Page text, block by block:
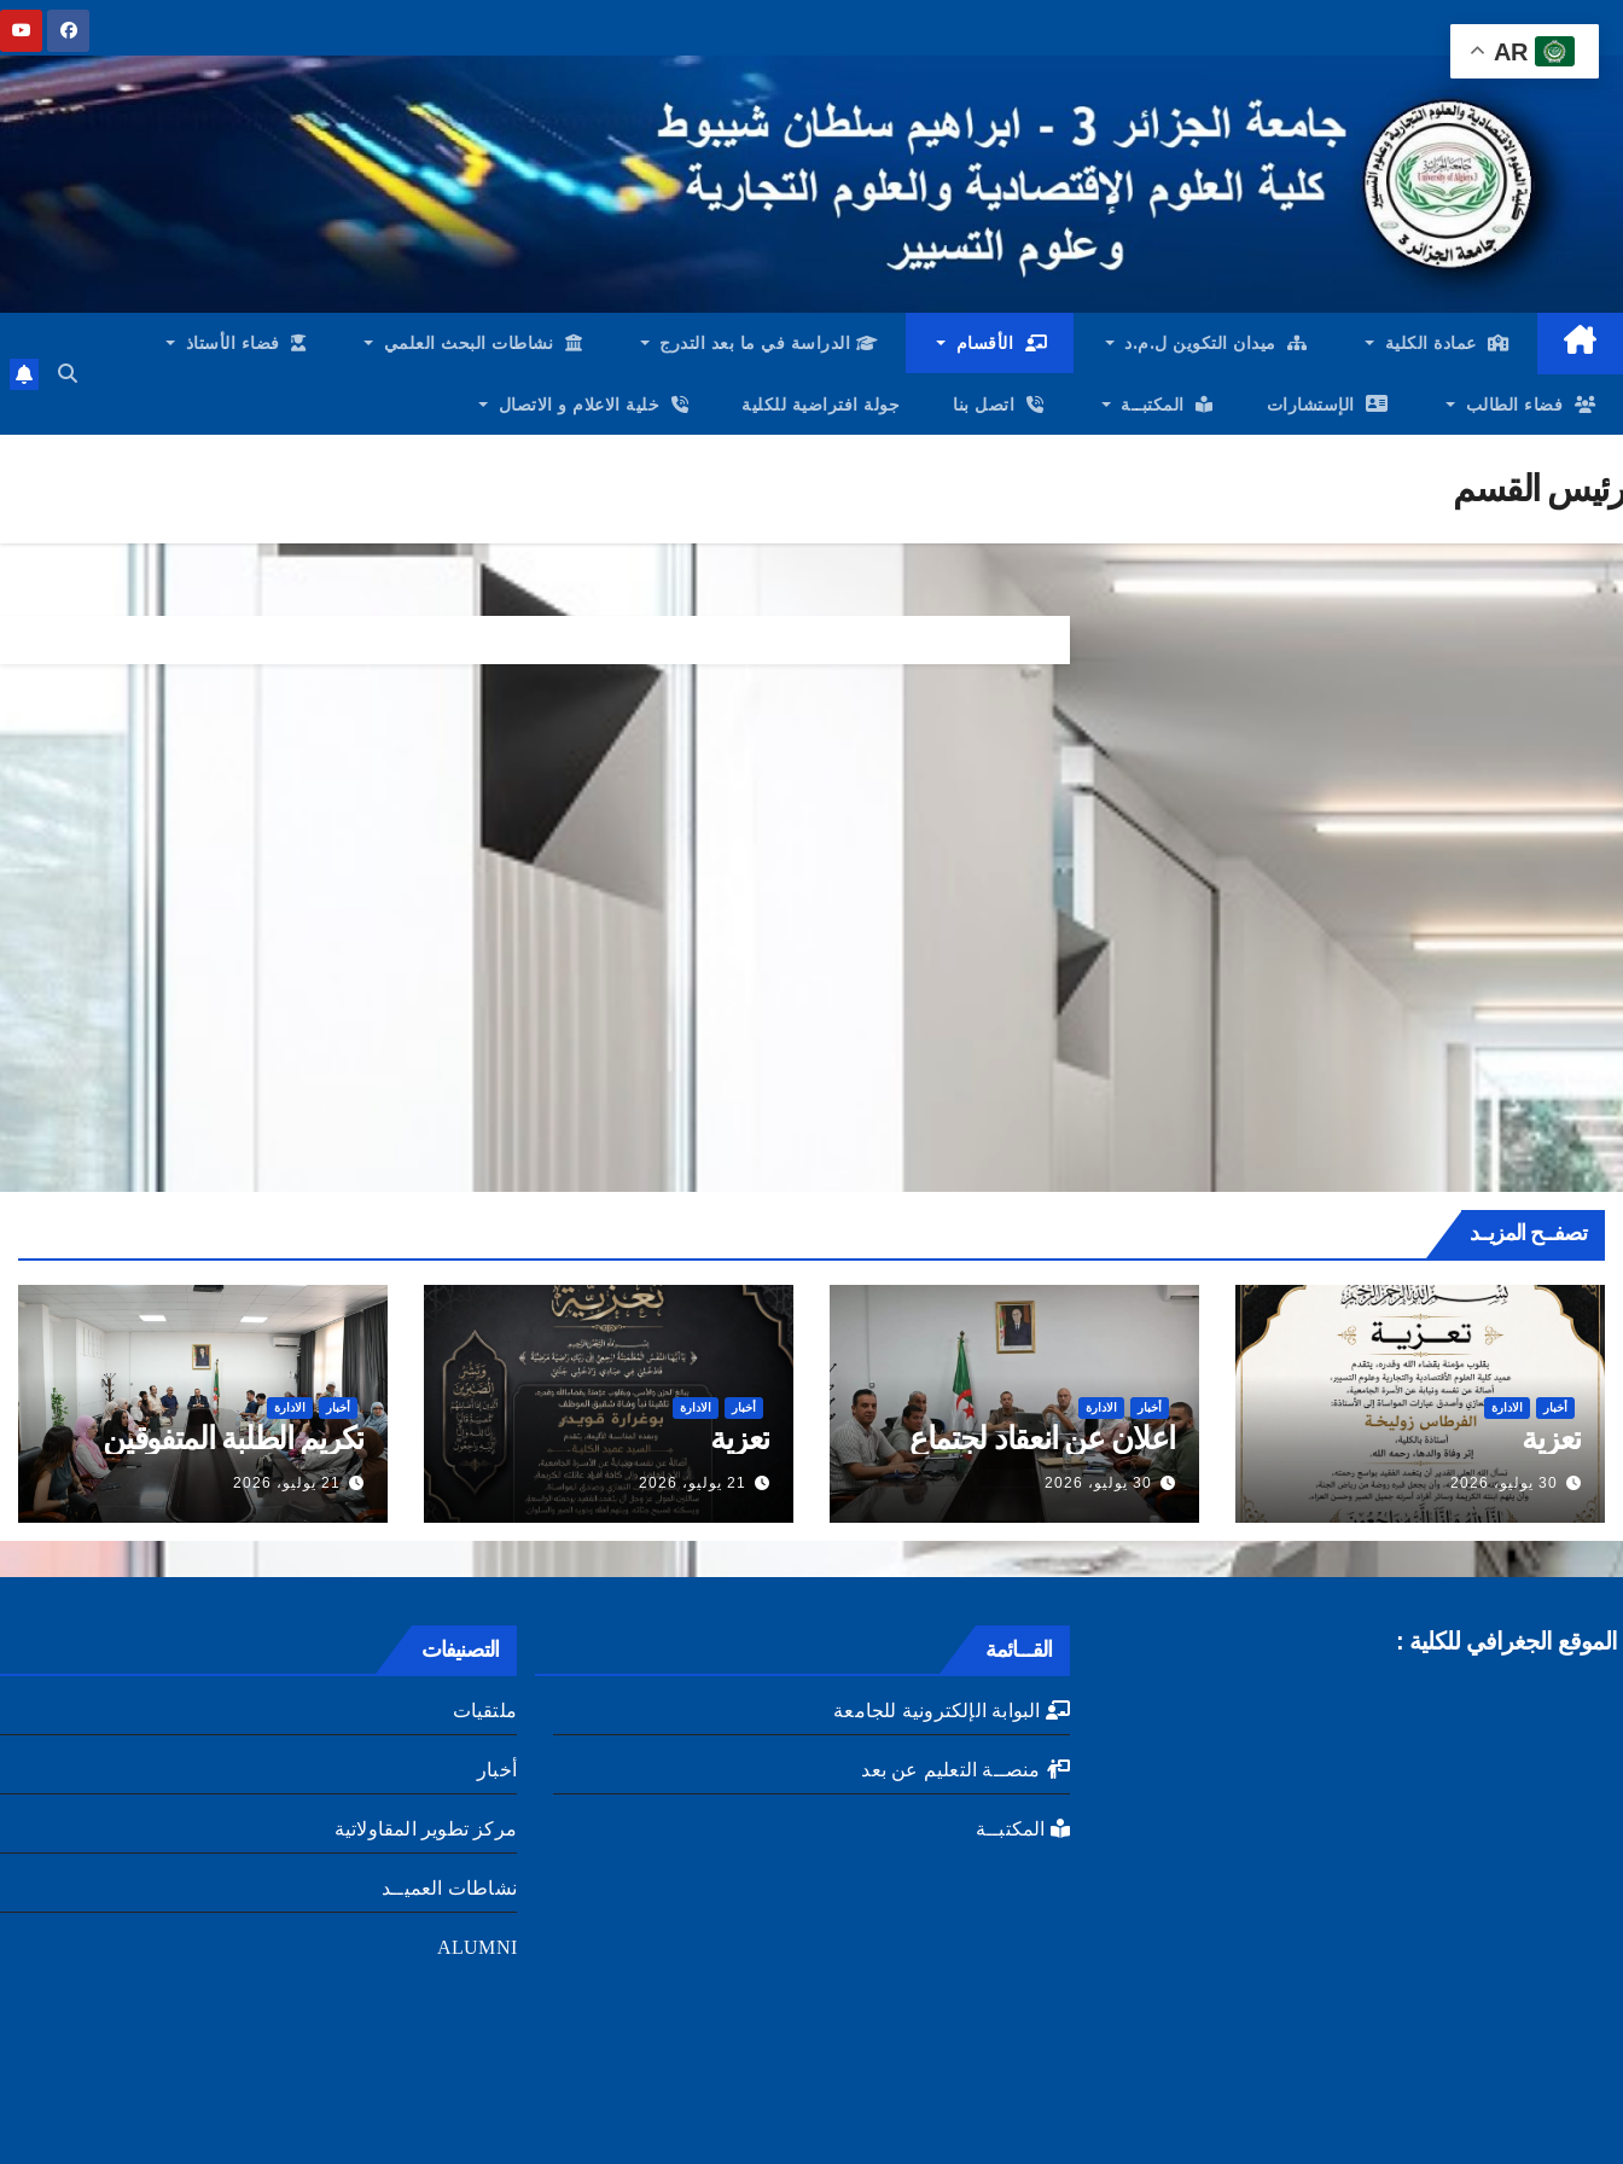
عمادة الكلية ميدان التكوين ل.م.د الأقسام الدراسة في ما بعد التدرج نشاطات البحث العلمي فضاء الأستاذ
فضاء الطالب الإستشارات المكتبــة اتصل بنا جولة افتراضية للكلية خلية الاعلام و الاتصال
رئيس القسم
تصفــح المزيــد
أخبار الادارة
تعزية
30 يوليو، 2026
أخبار الادارة
اعلان عن انعقاد لجتماع
30 يوليو، 2026
أخبار الادارة
تعزية
21 يوليو، 2026
أخبار الادارة
تكريم الطلبة المتفوقين
21 يوليو، 2026
الموقع الجغرافي للكلية : القـــائمة
البوابة الإلكترونية للجامعة
منصــة التعليم عن بعد
المكتبــة
التصنيفات
ملتقيات
أخبار
مركز تطوير المقاولاتية
نشاطات العميــد
ALUMNI
AR